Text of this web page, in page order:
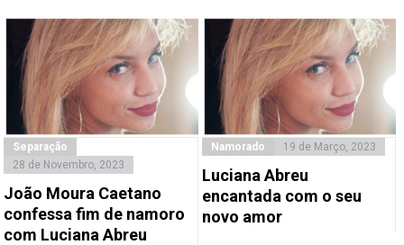
Separação
28 de Novembro, 2023
João Moura Caetano
confessa fim de namoro
com Luciana Abreu
Namorado 19 de Março, 2023
Luciana Abreu
encantada com o seu
novo amor